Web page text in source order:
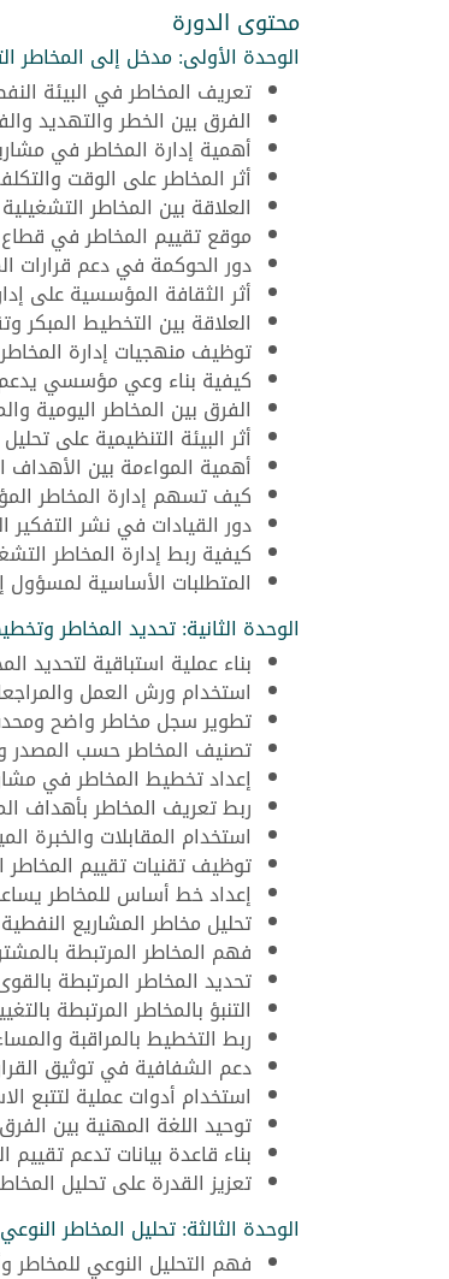
محتوى الدورة
الوحدة الأولى: مدخل إلى المخاطر
تعريف المخاطر في البيئة
الفرق بين الخطر والتهديد
أهمية إدارة المخاطر في
أثر المخاطر على الوقت
العلاقة بين المخاطر
موقع تقييم المخاطر في قطاع
دور الحوكمة في دعم قرارات
أثر الثقافة المؤسسية على
العلاقة بين التخطيط المبكر
توظيف منهجيات إدارة
كيفية بناء وعي مؤسسي يدعم
الفرق بين المخاطر اليومية
أثر البيئة التنظيمية على
أهمية المواءمة بين
كيف تسهم إدارة المخاطر
دور القيادات في نشر التفكير
كيفية ربط إدارة المخاطر
المتطلبات الأساسية لمسؤول
الوحدة الثانية: تحديد المخاطر
بناء عملية استباقية لتحديد
استخدام ورش العمل
تطوير سجل مخاطر واضح
تصنيف المخاطر حسب المصدر
إعداد تخطيط المخاطر في
ربط تعريف المخاطر بأهداف
استخدام المقابلات والخبرة
توظيف تقنيات تقييم المخاطر
إعداد خط أساس للمخاطر
تحليل مخاطر المشاريع
فهم المخاطر المرتبطة
تحديد المخاطر المرتبطة
التنبؤ بالمخاطر المرتبطة
ربط التخطيط بالمراقبة
دعم الشفافية في توثيق
استخدام أدوات عملية لتتبع
توحيد اللغة المهنية بين الفرق
بناء قاعدة بيانات تدعم
تعزيز القدرة على تحليل
الوحدة الثالثة: تحليل المخاطر
فهم التحليل النوعي للمخاطر